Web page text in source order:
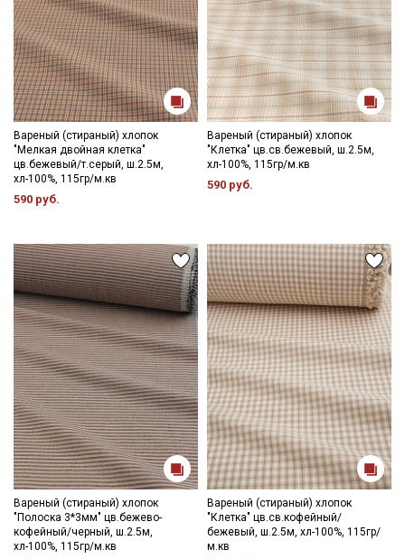
Вареный (стираный) хлопок
"Мелкая двойная клетка"
цв.бежевый/т.серый, ш.2.5м,
хл-100%, 115гр/м.кв
590 руб.
Вареный (стираный) хлопок
"Клетка" цв.св.бежевый, ш.2.5м,
хл-100%, 115гр/м.кв
590 руб.
Вареный (стираный) хлопок
"Полоска 3*3мм" цв.бежево-
кофейный/черный, ш.2.5м,
хл-100%, 115гр/м.кв
Вареный (стираный) хлопок
"Клетка" цв.св.кофейный/
бежевый, ш.2.5м, хл-100%, 115гр/
м.кв